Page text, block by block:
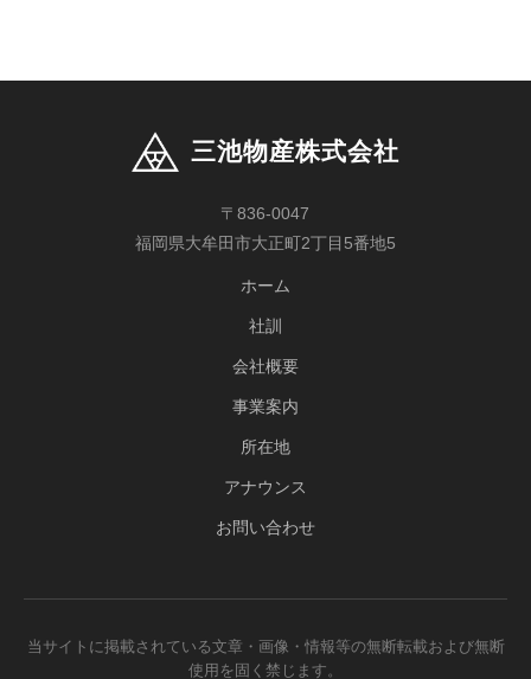
三池物産株式会社
〒836-0047
福岡県大牟田市大正町2丁目5番地5
ホーム
社訓
会社概要
事業案内
所在地
アナウンス
お問い合わせ
当サイトに掲載されている文章・画像・情報等の無断転載および無断
使用を固く禁じます。